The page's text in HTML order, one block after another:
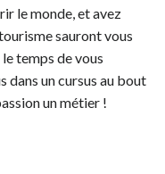
le monde, et avez
sauront vous
temps de vous
dans un cursus au bout
un métier !